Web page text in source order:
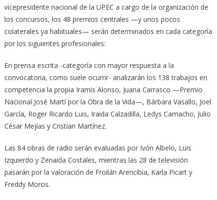
vicepresidente nacional de la UPEC a cargo de la organización de
los concursos, los 48 premios centrales —y unos pocos
colaterales ya habituales— serán determinados en cada categoría
por los siguientes profesionales:
En prensa escrita -categoría con mayor respuesta a la
convocatoria, como suele ocurrir- analizarán los 138 trabajos en
competencia la propia Iramis Alonso, Juana Carrasco —Premio
Nacional José Martí por la Obra de la Vida—, Bárbara Vasallo, Joel
García, Roger Ricardo Luis, Iraida Calzadilla, Ledys Camacho, Julio
César Mejías y Cristian Martínez.
Las 84 obras de radio serán evaluadas por Ivón Albelo, Luis
Izquierdo y Zenaida Costales, mientras las 28 de televisión
pasarán por la valoración de Froilán Arencibia, Karla Picart y
Freddy Moros.